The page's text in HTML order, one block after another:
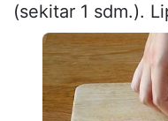
(sekitar 1 sdm.).